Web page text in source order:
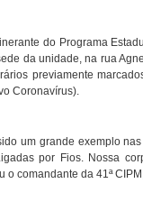
do Programa
da unidade, na rua
previamente
Coronavírus).
um grande exemplo
por Fios. Nossa
o comandante da 41ª